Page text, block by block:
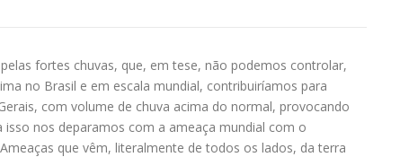
fortes chuvas, que, em tese, não podemos controlar,
no Brasil e em escala mundial, contribuiríamos para
com volume de chuva acima do normal, provocando
nos deparamos com a ameaça mundial com o
que vêm, literalmente de todos os lados, da terra